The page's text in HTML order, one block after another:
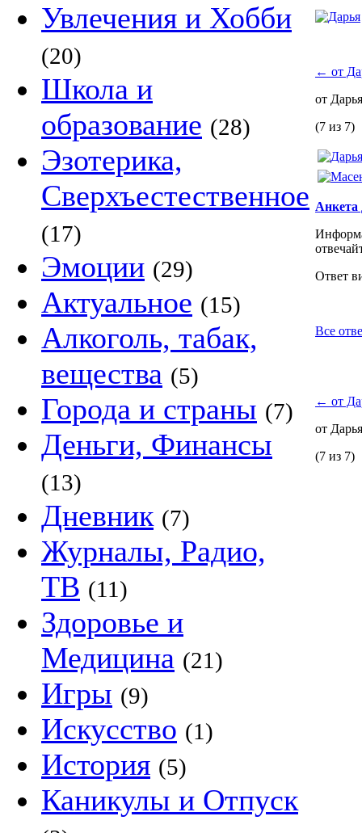
Увлечения и Хобби
(20)
Школа и
образование (28)
Эзотерика,
Сверхъестественное
(17)
Эмоции (29)
Актуальное (15)
Алкоголь, табак,
вещества (5)
Города и страны (7)
Деньги, Финансы
(13)
Дневник (7)
Журналы, Радио,
ТВ (11)
Здоровье и
Медицина (21)
Игры (9)
Искусство (1)
История (5)
Каникулы и Отпуск
← от
от
(7 из 7)
Анкета
Ответ
Все
← от
от
(7 из 7)